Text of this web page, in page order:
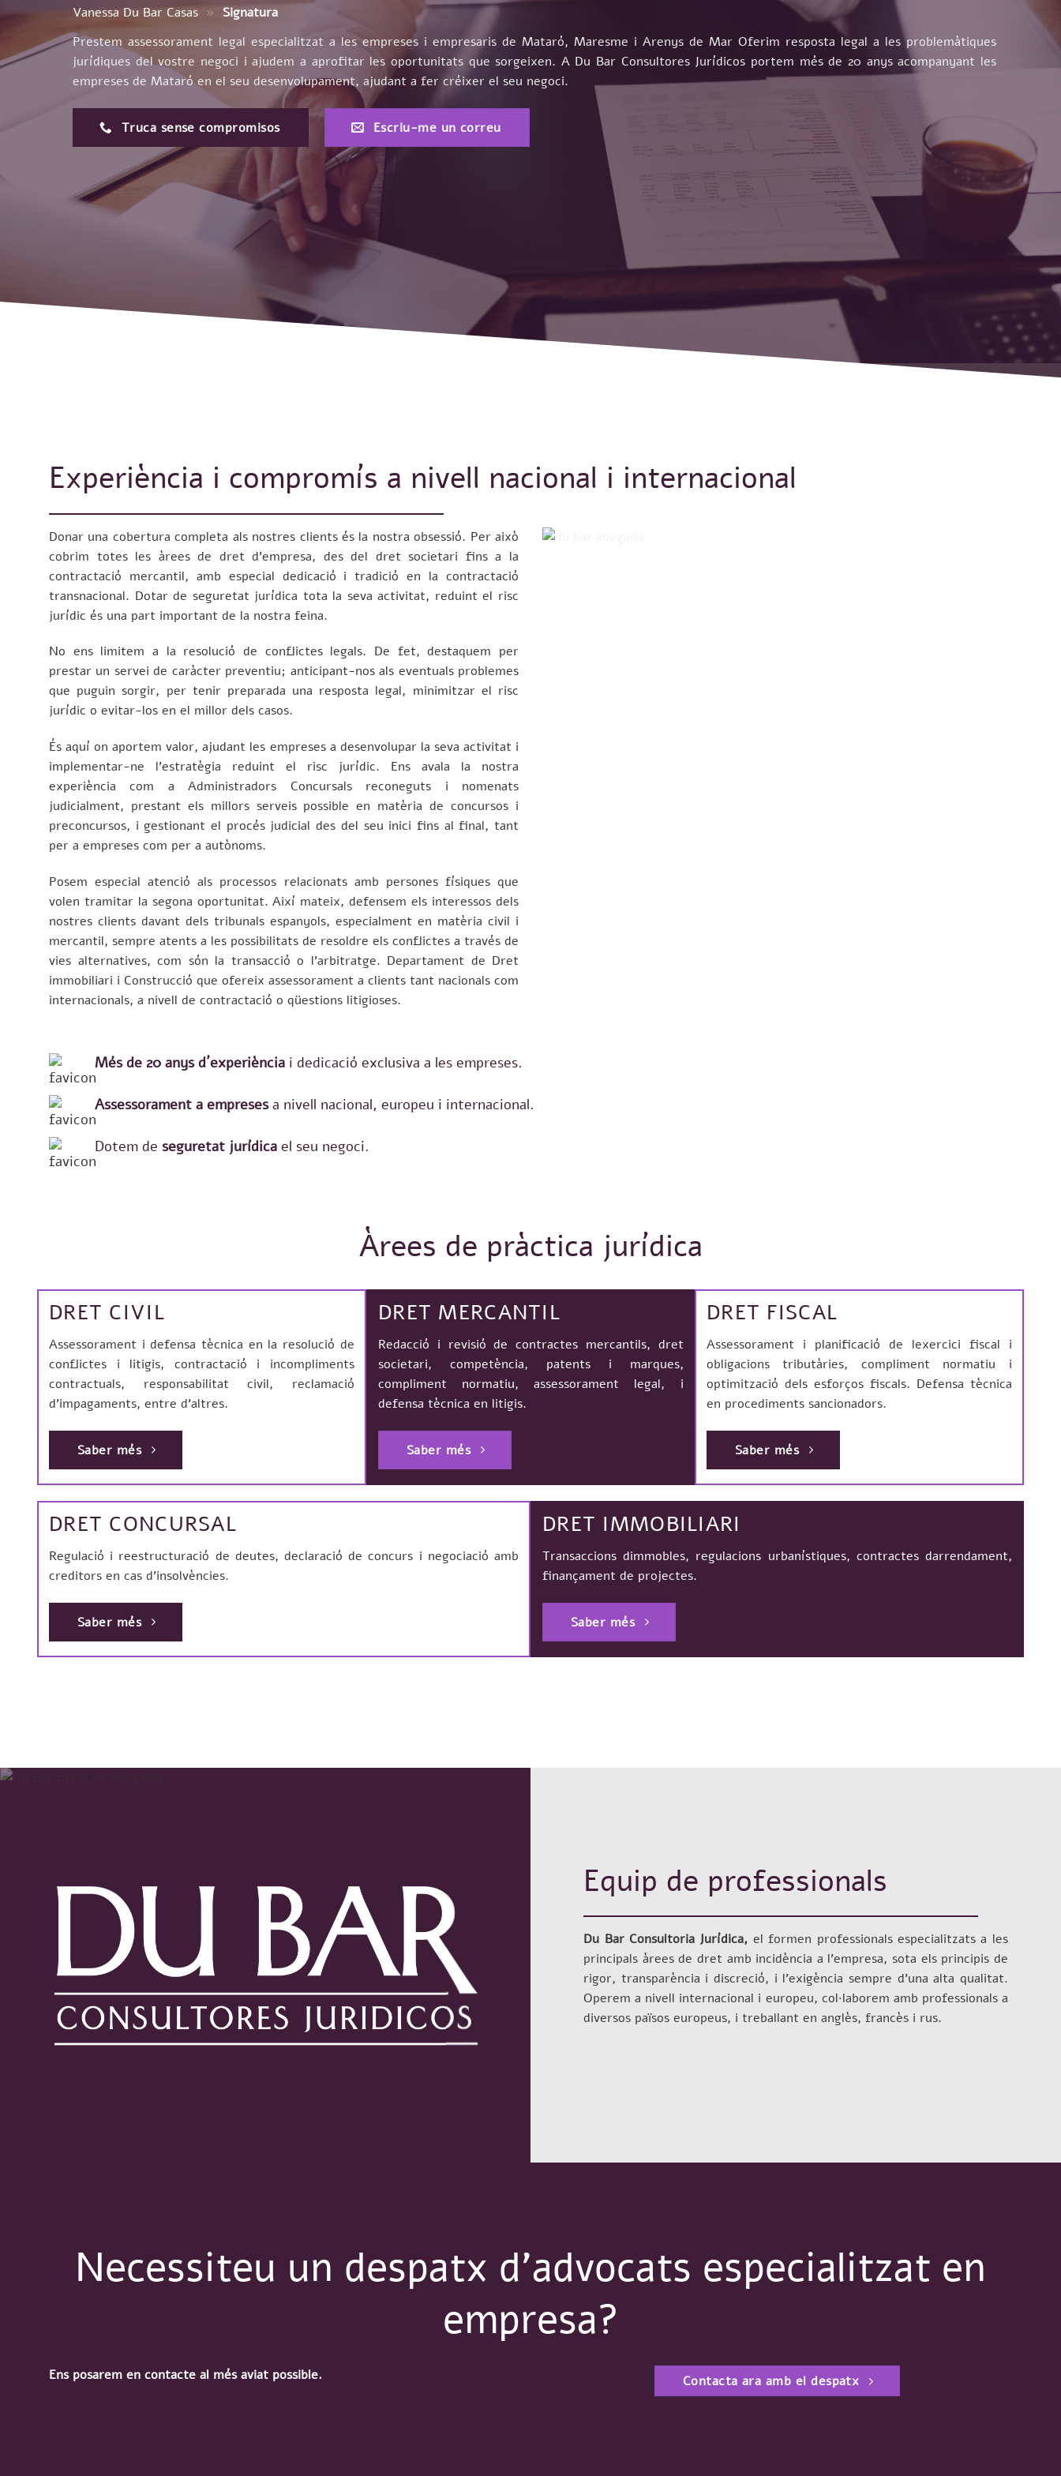
Vanessa Du Bar Casas » Signatura
Prestem assessorament legal especialitzat a les empreses i empresaris de Mataró, Maresme i Arenys de Mar Oferim resposta legal a les problemàtiques
jurídiques del vostre negoci i ajudem a aprofitar les oportunitats que sorgeixen. A Du Bar Consultores Jurídicos portem més de 20 anys acompanyant les
empreses de Mataró en el seu desenvolupament, ajudant a fer créixer el seu negoci.
Truca sense compromisos Escriu-me un correu
Experiència i compromís a nivell nacional i internacional
Donar una cobertura completa als nostres clients és la nostra obsessió. Per això
cobrim totes les àrees de dret d’empresa, des del dret societari fins a la
contractació mercantil, amb especial dedicació i tradició en la contractació
transnacional. Dotar de seguretat jurídica tota la seva activitat, reduint el risc
jurídic és una part important de la nostra feina.
No ens limitem a la resolució de conflictes legals. De fet, destaquem per
prestar un servei de caràcter preventiu; anticipant-nos als eventuals problemes
que puguin sorgir, per tenir preparada una resposta legal, minimitzar el risc
jurídic o evitar-los en el millor dels casos.
És aquí on aportem valor, ajudant les empreses a desenvolupar la seva activitat i
implementar-ne l’estratègia reduint el risc jurídic. Ens avala la nostra
experiència com a Administradors Concursals reconeguts i nomenats
judicialment, prestant els millors serveis possible en matèria de concursos i
preconcursos, i gestionant el procés judicial des del seu inici fins al final, tant
per a empreses com per a autònoms.
Posem especial atenció als processos relacionats amb persones físiques que
volen tramitar la segona oportunitat. Així mateix, defensem els interessos dels
nostres clients davant dels tribunals espanyols, especialment en matèria civil i
mercantil, sempre atents a les possibilitats de resoldre els conflictes a través de
vies alternatives, com són la transacció o l’arbitratge. Departament de Dret
immobiliari i Construcció que ofereix assessorament a clients tant nacionals com
internacionals, a nivell de contractació o qüestions litigioses.
Més de 20 anys d´experiència i dedicació exclusiva a les empreses.
Assessorament a empresesa nivell nacional, europeu i internacional.
Dotem de seguretat jurídica el seu negoci.
Àrees de pràctica jurídica
DRET CIVIL
Assessorament i defensa tècnica en la resolució de
conflictes i litigis, contractació i incompliments
contractuals, responsabilitat civil, reclamació
d’impagaments, entre d’altres.
Saber més
DRET MERCANTIL
Redacció i revisió de contractes mercantils, dret
societari, competència, patents i marques,
compliment normatiu, assessorament legal, i
defensa tècnica en litigis.
Saber més
DRET FISCAL
Assessorament i planificació de lexercici fiscal i
obligacions tributàries, compliment normatiu i
optimització dels esforços fiscals. Defensa tècnica
en procediments sancionadors.
Saber més
DRET CONCURSAL
Regulació i reestructuració de deutes, declaració de concurs i negociació amb
creditors en cas d’insolvències.
Saber més
DRET IMMOBILIARI
Transaccions dimmobles, regulacions urbanístiques, contractes darrendament,
finançament de projectes.
Saber més
Equip de professionals
Du Bar Consultoria Jurídica, el formen professionals especialitzats a les
principals àrees de dret amb incidència a l’empresa, sota els principis de
rigor, transparència i discreció, i l’exigència sempre d’una alta qualitat.
Operem a nivell internacional i europeu, col·laborem amb professionals a
diversos països europeus, i treballant en anglès, francès i rus.
Necessiteu un despatx d'advocats especialitzat en
empresa?
Ens posarem en contacte al més aviat possible. Contacta ara amb el despatx